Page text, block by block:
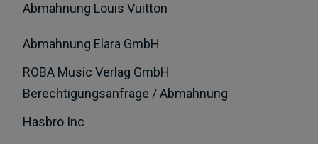
Abmahnung Louis Vuitton
Abmahnung Elara GmbH
ROBA Music Verlag GmbH
Berechtigungsanfrage / Abmahnung
Hasbro Inc